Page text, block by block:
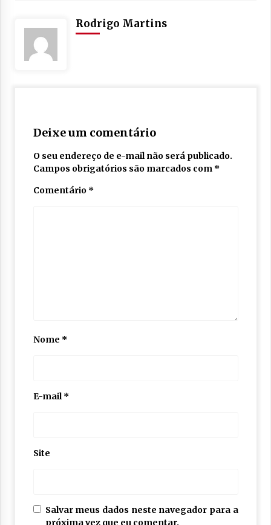
Rodrigo Martins
Deixe um comentário
O seu endereço de e-mail não será publicado.
Campos obrigatórios são marcados com *
Comentário *
Nome *
E-mail*
Site
Salvar meus dados neste navegador para a
próxima vez que eu comentar.